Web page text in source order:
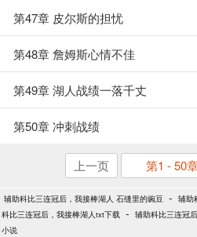
第47章 皮尔斯的担忧
第48章 詹姆斯心情不佳
第49章 湖人战绩一落千丈
第50章 冲刺战绩
上一页 第1 - 50
辅助科比三连冠后，我接棒湖人 石缝里的豌豆 - 辅助
科比三连冠后，我接棒湖人txt下载 - 辅助科比三连冠
小说